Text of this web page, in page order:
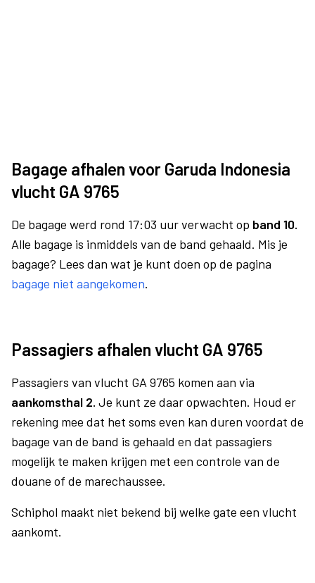
Bagage afhalen voor Garuda Indonesia
vlucht GA 9765
De bagage werd rond 17:03 uur verwacht op band 10.
Alle bagage is inmiddels van de band gehaald. Mis je
bagage? Lees dan wat je kunt doen op de pagina
bagage niet aangekomen.
Passagiers afhalen vlucht GA 9765
Passagiers van vlucht GA 9765 komen aan via
aankomsthal 2. Je kunt ze daar opwachten. Houd er
rekening mee dat het soms even kan duren voordat de
bagage van de band is gehaald en dat passagiers
mogelijk te maken krijgen met een controle van de
douane of de marechaussee.
Schiphol maakt niet bekend bij welke gate een vlucht
aankomt.